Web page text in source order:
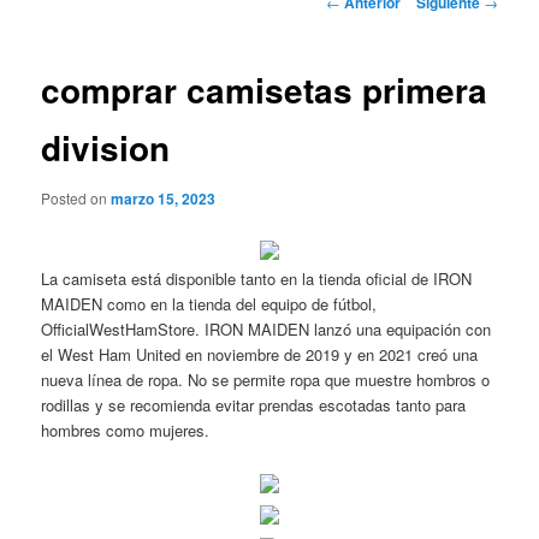
comprar camisetas primera
division
Posted onmarzo 15, 2023
La camiseta está disponible tanto en la tienda oficial de IRON
MAIDEN como en la tienda del equipo de fútbol,
OfficialWestHamStore. IRON MAIDEN lanzó una equipación con
el West Ham United en noviembre de 2019 y en 2021 creó una
nueva línea de ropa. No se permite ropa que muestre hombros o
rodillas y se recomienda evitar prendas escotadas tanto para
hombres como mujeres.